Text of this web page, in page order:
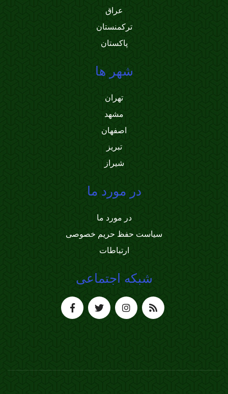
عراق
ترکمنستان
پاکستان
شهر ها
تهران
مشهد
اصفهان
تبریز
شیراز
در مورد ما
در مورد ما
سیاست حفظ حریم خصوصی
ارتباطات
شبکه اجتماعی